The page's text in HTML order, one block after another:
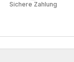
Sichere Zahlung